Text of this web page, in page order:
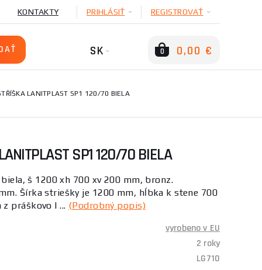
KONTAKTY PRIHLÁSIŤ REGISTROVAŤ
SK 0 0,00 €
LANITPLAST SP1 120/70 BIELA
SP1 120/70 BIELA
š 1200 xh 700 xv 200 mm, bronz.
Šírka striešky je 1200 mm, hĺbka k stene 700
z práškovo l ... (Podrobný popis)
vyrobeno v EU
2 roky
LG710